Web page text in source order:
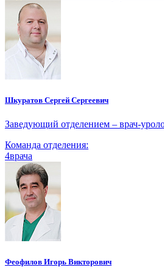
Шкуратов Сергей Сергеевич
Заведующий отделением – врач-
Команда отделения:
4врача
Феофилов Игорь Викторович